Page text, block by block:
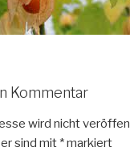
Kommentar
wird nicht
sind mit *markiert